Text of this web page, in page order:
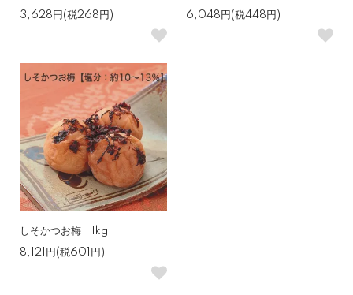
3,628円(税268円)
6,048円(税448円)
しそかつお梅 1kg
8,121円(税601円)